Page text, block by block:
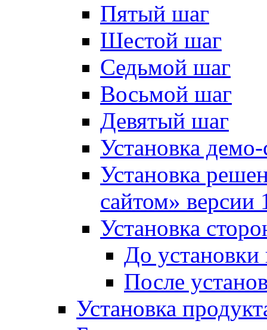
Пятый шаг
Шестой шаг
Седьмой шаг
Восьмой шаг
Девятый шаг
Установка
Установка
сайтом»
Установка
До установки
После
Установка